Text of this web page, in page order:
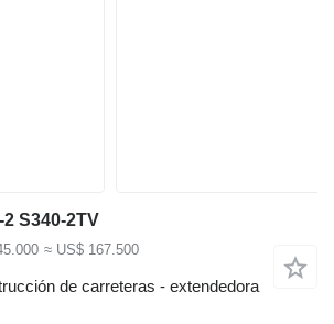
2 S340-2TV
≈ US$ 167.500
de carreteras - extendedora